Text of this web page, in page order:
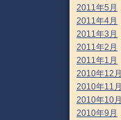
2011年5月
2011年4月
2011年3月
2011年2月
2011年1月
2010年12月
2010年11月
2010年10月
2010年9月